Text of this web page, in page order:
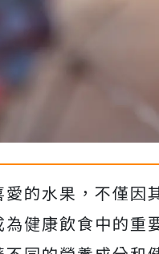
的水果，不僅因
健康飲食中的重